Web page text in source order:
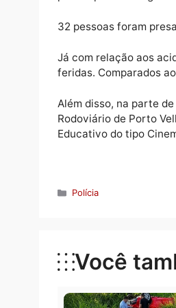
do uso do cinto de
1629 Testes de
presos por
32 pessoas foram
Já com relação
Educativo do tipo